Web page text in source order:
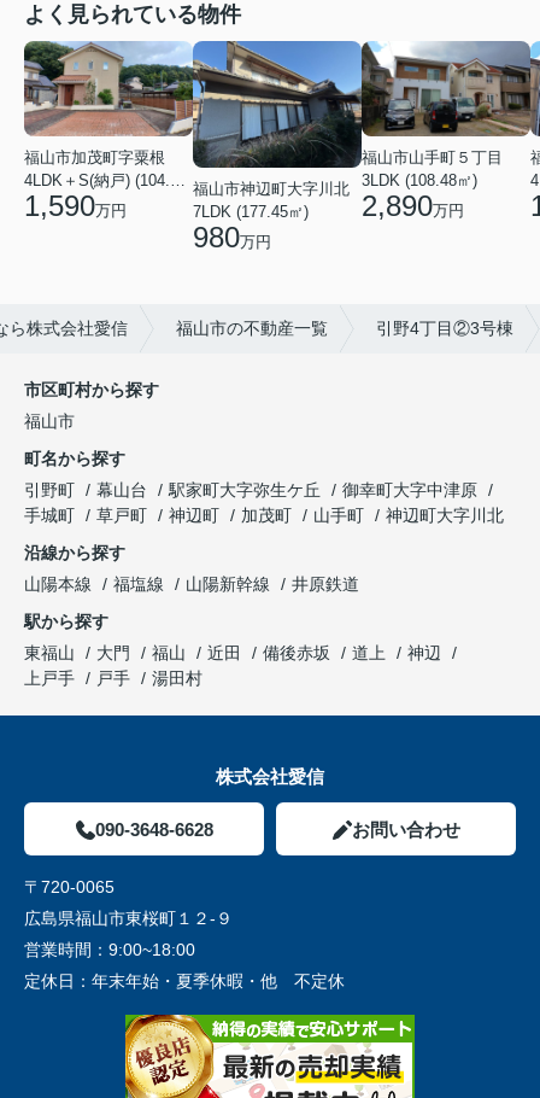
よく見られている物件
福山市加茂町字粟根
1,590万円
福山市神辺町大字川北
7LDK (177.45㎡)
980万円
福山市山手町５丁目
3LDK (108.48㎡)
2,890万円
ら株式会社愛信 福山市の不動産一覧 引野4丁目②3号棟
市区町村から探す
福山市
町名から探す
引野町
幕山台 駅家町大字弥生ケ丘
御幸町大字中津原
手城町
草戸町 神辺町 加茂町 山手町
神辺町大字川北
沿線から探す
山陽本線
福塩線 山陽新幹線
井原鉄道
駅から探す
東福山
大門 福山 近田 備後赤坂 道上
神辺
上戸手
戸手 湯田村
株式会社愛信
090-3648-6628 お問い合わせ
〒720-0065
広島県福山市東桜町１２-９
営業時間： 9:00~18:00
定休日： 年末年始・夏季休暇・他 不定休